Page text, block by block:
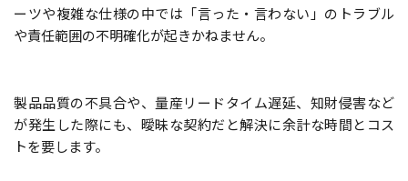
ーツや複雑な仕様の中では「言った・言わない」のトラブル
や責任範囲の不明確化が起きかねません。
製品品質の不具合や、量産リードタイム遅延、知財侵害など
が発生した際にも、曖昧な契約だと解決に余計な時間とコス
トを要します。